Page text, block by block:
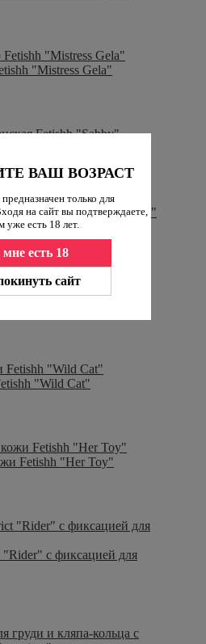
ВАШ ВОЗРАСТ
только для
на сайт вы подтверждаете,
уже есть 18 лет.
мне есть 18
сайт
"Mistress Gela"
Fetishh "Sabby"
Fetishh "Mistress Gela"
Fetishh "Lust"
"Wild Cat"
Fetishh "Her Toy"
"Rider" с фиксацией для